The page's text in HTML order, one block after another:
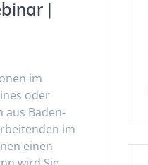
|
im
oder
Baden-
im
einen